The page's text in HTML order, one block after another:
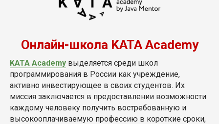
Онлайн-школа KATA Academy
KATA Academy выделяется среди школ
программирования в России как учреждение,
активно инвестирующее в своих студентов. Их
миссия заключается в предоставлении возможности
каждому человеку получить востребованную и
высокооплачиваемую профессию в короткие сроки,